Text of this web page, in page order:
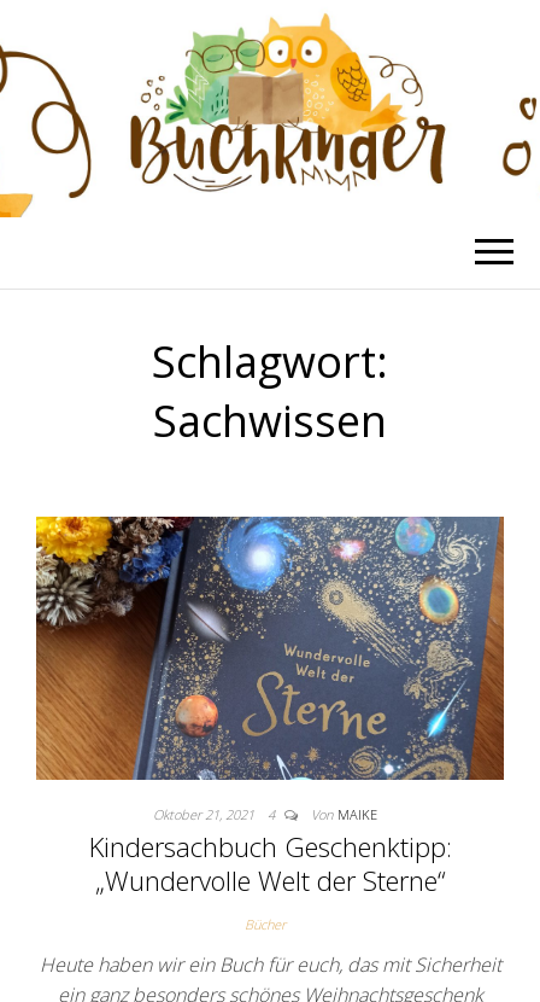
Die schönsten Kinderbücher
Schlagwort:
Sachwissen
Oktober 21, 2021 4 Von MAIKE
Kindersachbuch Geschenktipp:
„Wundervolle Welt der Sterne“
Bücher
Heute haben wir ein Buch für euch, das mit Sicherheit
ein ganz besonders schönes Weihnachtsgeschenk